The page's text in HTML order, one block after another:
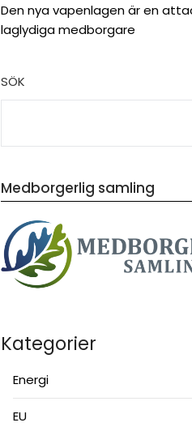
Den nya vapenlagen är en
laglydiga medborgare
SÖK
Medborgerlig samling
Kategorier
Energi
EU